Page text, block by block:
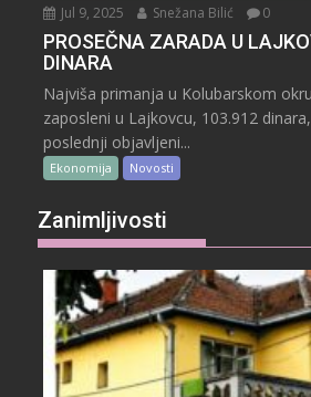
Jul 9, 2025 Snežana Bilić 0
PROSEČNA ZARADA U
DINARA
Najviša primanja u Kolubarskom
zaposleni u Lajkovcu, 103.912
poslednji objavljeni...
Ekonomija Novosti
Zanimljivosti